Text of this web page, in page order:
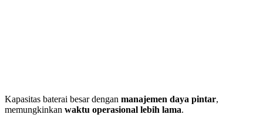
Kapasitas baterai besar dengan manajemen daya pintar,
memungkinkan waktu operasional lebih lama.